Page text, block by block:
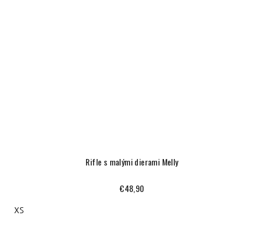
Rifle s malými dierami Melly
€48,90
XS